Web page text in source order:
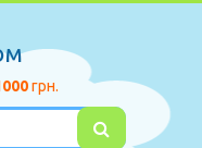
грн.